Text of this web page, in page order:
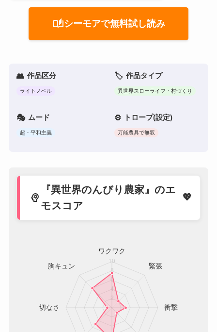
auto_storiesシーモアで無料試し読み
作品区分
ライトノベル
作品タイプ
異世界スローライフ・村づくり
ムード
超・平和主義
トロープ(設定)
万能農具で無双
psychology
『異世界のんびり農家』のエ
モスコア